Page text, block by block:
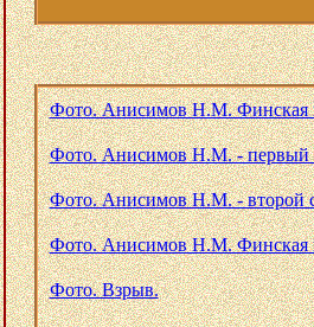
Фото. Анисимов Н.М. Финская
Фото. Анисимов Н.М. - первый
Фото. Анисимов Н.М. - второй
Фото. Анисимов Н.М. Финская
Фото. Взрыв.